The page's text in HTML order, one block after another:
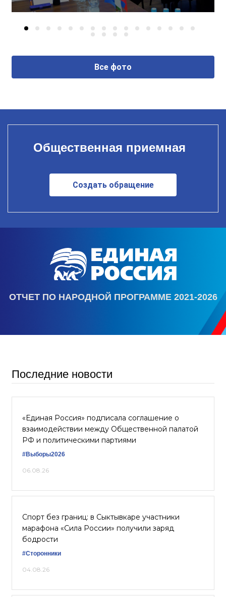
Все фото
Общественная приемная
Создать обращение
ОТЧЕТ ПО НАРОДНОЙ ПРОГРАММЕ 2021-2026
Последние новости
«Единая Россия» подписала соглашение о
взаимодействии между Общественной палатой
РФ и политическими партиями
#Выборы2026
06.08.26
Спорт без границ: в Сыктывкаре участники
марафона «Сила России» получили заряд
бодрости
#Сторонники
04.08.26